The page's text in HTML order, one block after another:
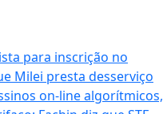
para inscrição no
Milei presta desserviço
on-line algorítmicos,